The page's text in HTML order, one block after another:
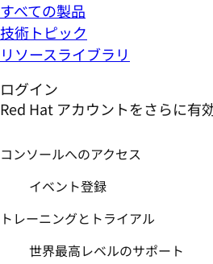
すべての製品
技術トピック
リソースライブラリ
ログイン
Red Hat アカウントをさらに有
コンソールへのアクセス
イベント登録
トレーニングとトライアル
世界最高レベルのサポート